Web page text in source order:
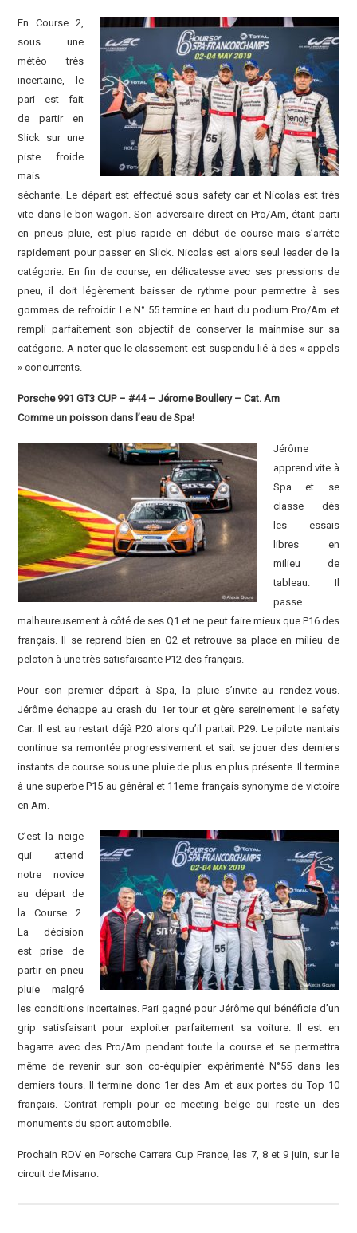
En Course 2,
sous une
météo très
incertaine, le
pari est fait
de partir en
Slick sur une
piste froide
mais
séchante. Le départ est effectué sous safety car et Nicolas est très
vite dans le bon wagon. Son adversaire direct en Pro/Am, étant parti
en pneus pluie, est plus rapide en début de course mais s’arrête
rapidement pour passer en Slick. Nicolas est alors seul leader de la
catégorie. En fin de course, en délicatesse avec ses pressions de
pneu, il doit légèrement baisser de rythme pour permettre à ses
gommes de refroidir. Le N° 55 termine en haut du podium Pro/Am et
rempli parfaitement son objectif de conserver la mainmise sur sa
catégorie. A noter que le classement est suspendu lié à des « appels
» concurrents.
Porsche 991 GT3 CUP – #44 – Jérome Boullery – Cat. Am
Comme un poisson dans l’eau de Spa!
Jérôme
apprend vite à
Spa et se
classe dès
les essais
libres en
milieu de
tableau. Il
passe
malheureusement à côté de ses Q1 et ne peut faire mieux que P16 des
français. Il se reprend bien en Q2 et retrouve sa place en milieu de
peloton à une très satisfaisante P12 des français.
Pour son premier départ à Spa, la pluie s’invite au rendez-vous.
Jérôme échappe au crash du 1er tour et gère sereinement le safety
Car. Il est au restart déjà P20 alors qu’il partait P29. Le pilote nantais
continue sa remontée progressivement et sait se jouer des derniers
instants de course sous une pluie de plus en plus présente. Il termine
à une superbe P15 au général et 11eme français synonyme de victoire
en Am.
C’est la neige
qui attend
notre novice
au départ de
la Course 2.
La décision
est prise de
partir en pneu
pluie malgré
les conditions incertaines. Pari gagné pour Jérôme qui bénéficie d’un
grip satisfaisant pour exploiter parfaitement sa voiture. Il est en
bagarre avec des Pro/Am pendant toute la course et se permettra
même de revenir sur son co-équipier expérimenté N°55 dans les
derniers tours. Il termine donc 1er des Am et aux portes du Top 10
français. Contrat rempli pour ce meeting belge qui reste un des
monuments du sport automobile.
Prochain RDV en Porsche Carrera Cup France, les 7, 8 et 9 juin, sur le
circuit de Misano.